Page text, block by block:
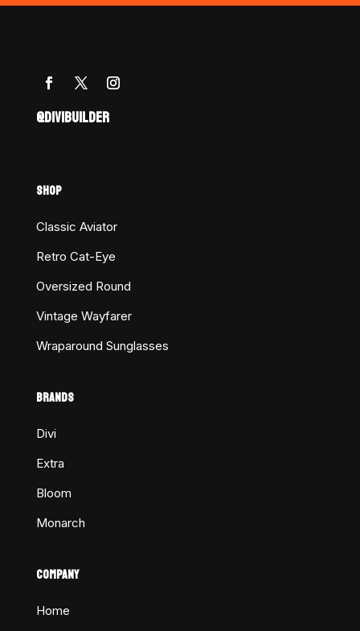
@DIVIBUILDER
SHOP
Classic Aviator
Retro Cat-Eye
Oversized Round
Vintage Wayfarer
Wraparound Sunglasses
BRANDS
Divi
Extra
Bloom
Monarch
COMPANY
Home